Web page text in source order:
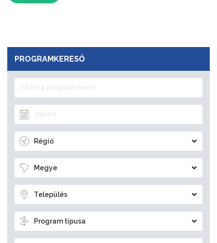
PROGRAMKERESŐ
Régió
Megye
Település
Program típusa